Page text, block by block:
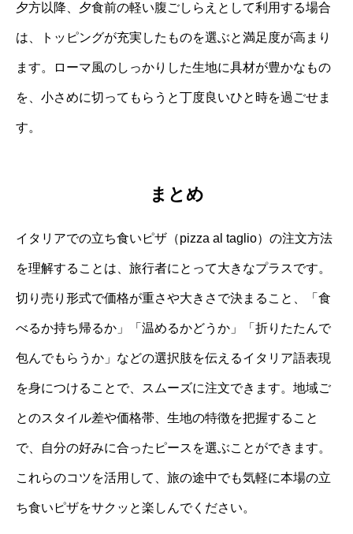
夕方以降、夕食前の軽い腹ごしらえとして利用する場合
は、トッピングが充実したものを選ぶと満足度が高まり
ます。ローマ風のしっかりした生地に具材が豊かなもの
を、小さめに切ってもらうと丁度良いひと時を過ごせま
す。
まとめ
イタリアでの立ち食いピザ（pizza al taglio）の注文方法
を理解することは、旅行者にとって大きなプラスです。
切り売り形式で価格が重さや大きさで決まること、「食
べるか持ち帰るか」「温めるかどうか」「折りたたんで
包んでもらうか」などの選択肢を伝えるイタリア語表現
を身につけることで、スムーズに注文できます。地域ご
とのスタイル差や価格帯、生地の特徴を把握すること
で、自分の好みに合ったピースを選ぶことができます。
これらのコツを活用して、旅の途中でも気軽に本場の立
ち食いピザをサクッと楽しんでください。